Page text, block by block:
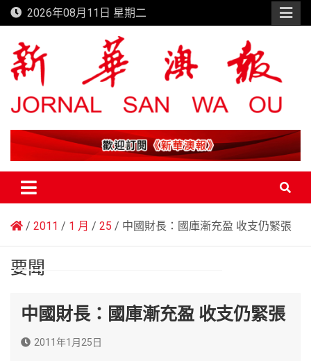
Skip
to
content
2026年08月11日 星期二
新華澳報
2011 1 月 25 中國財長：國庫漸充盈 收支仍緊張
要聞
中國財長：國庫漸充盈 收支仍緊張
2011年1月25日